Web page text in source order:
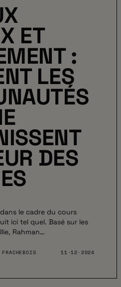
ET
:
LES
DES
le cadre du cours
ici tel quel. Basé sur les
Rahman…
11·12·2024